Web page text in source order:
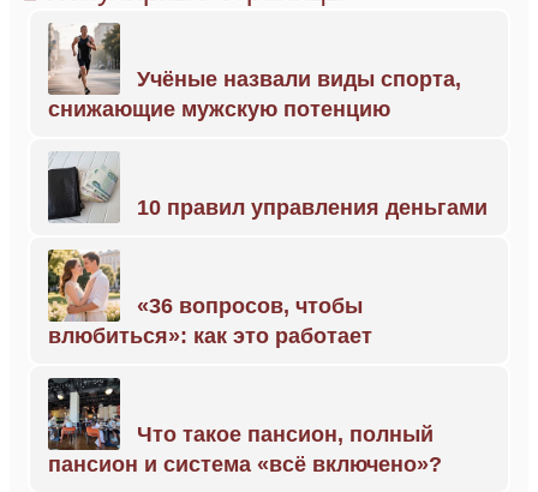
Учёные назвали виды спорта,
снижающие мужскую потенцию
10 правил управления деньгами
«36 вопросов, чтобы
влюбиться»: как это работает
Что такое пансион, полный
пансион и система «всё включено»?